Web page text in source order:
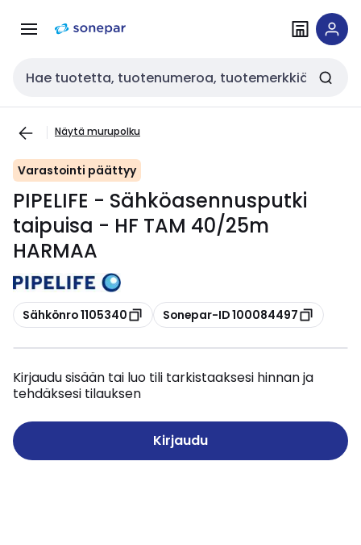
navigointiinsisältöön
Haku
Näytä murupolku
Varastointi päättyy
PIPELIFE - Sähköasennusputki
taipuisa - HF TAM 40/25m
HARMAA
Kopioi
Sähkönro 1105340 Kopioi
Sonepar-ID 100084497
Kirjaudu sisään tai luo tili tarkistaaksesi hinnan ja
tehdäksesi tilauksen
Kirjaudu